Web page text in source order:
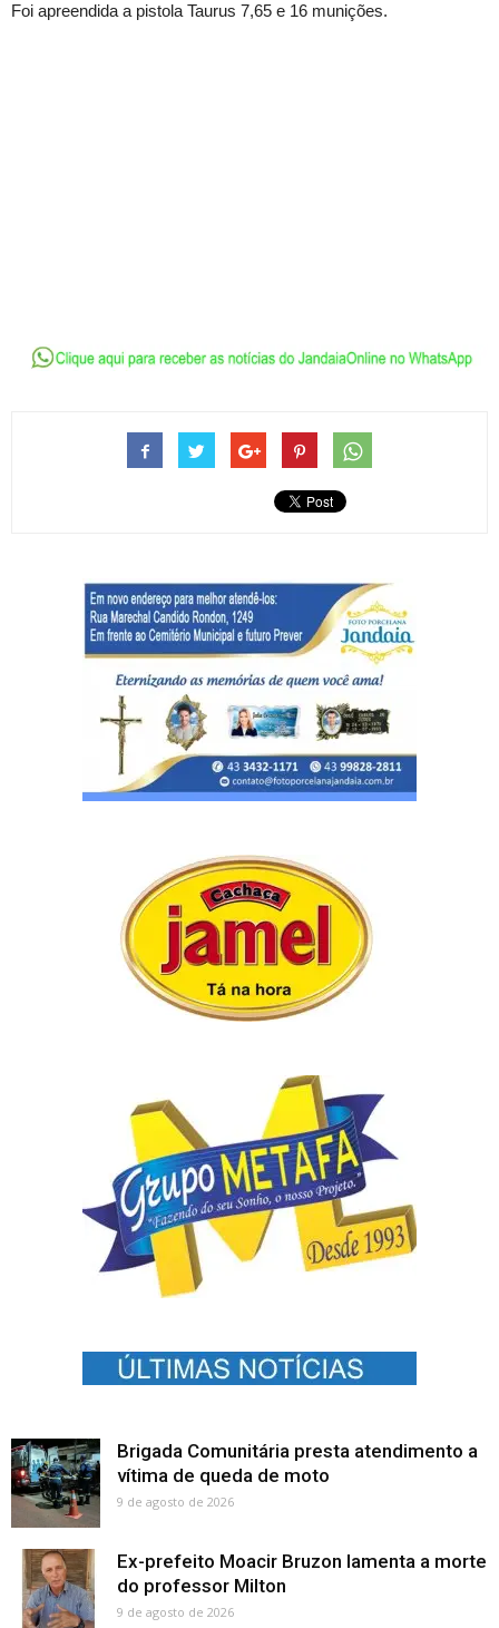
Foi apreendida a pistola Taurus 7,65 e 16 munições.
Brigada Comunitária presta atendimento a
vítima de queda de moto
9 de agosto de 2026
Ex-prefeito Moacir Bruzon lamenta a morte
do professor Milton
9 de agosto de 2026